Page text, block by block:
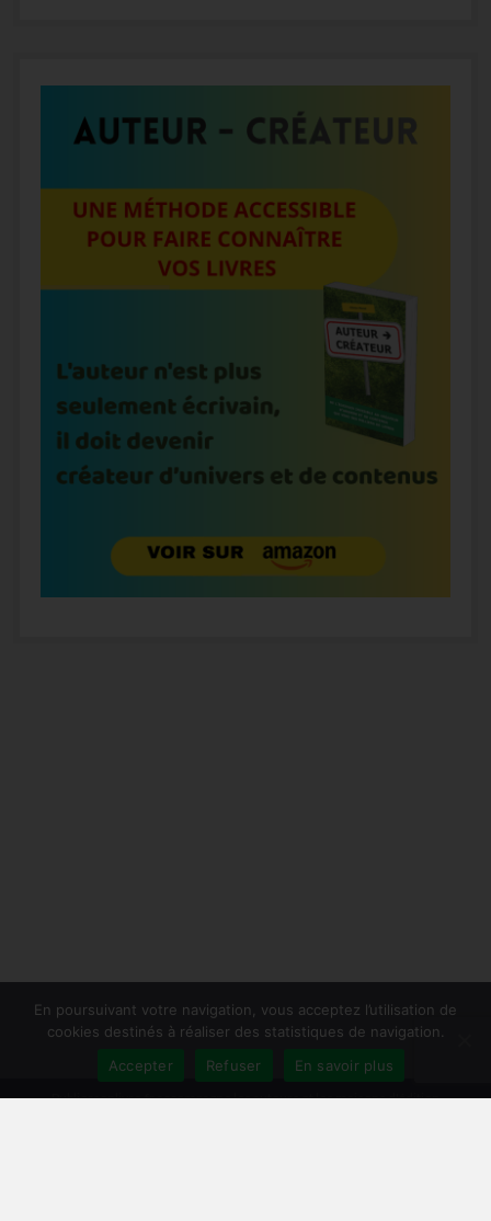
Publiersonlivre.fr accompagne les auteurs et les maisons d'édition
En poursuivant votre navigation, vous acceptez l’utilisation de
cookies destinés à réaliser des statistiques de navigation.
Accepter
Refuser En savoir plus